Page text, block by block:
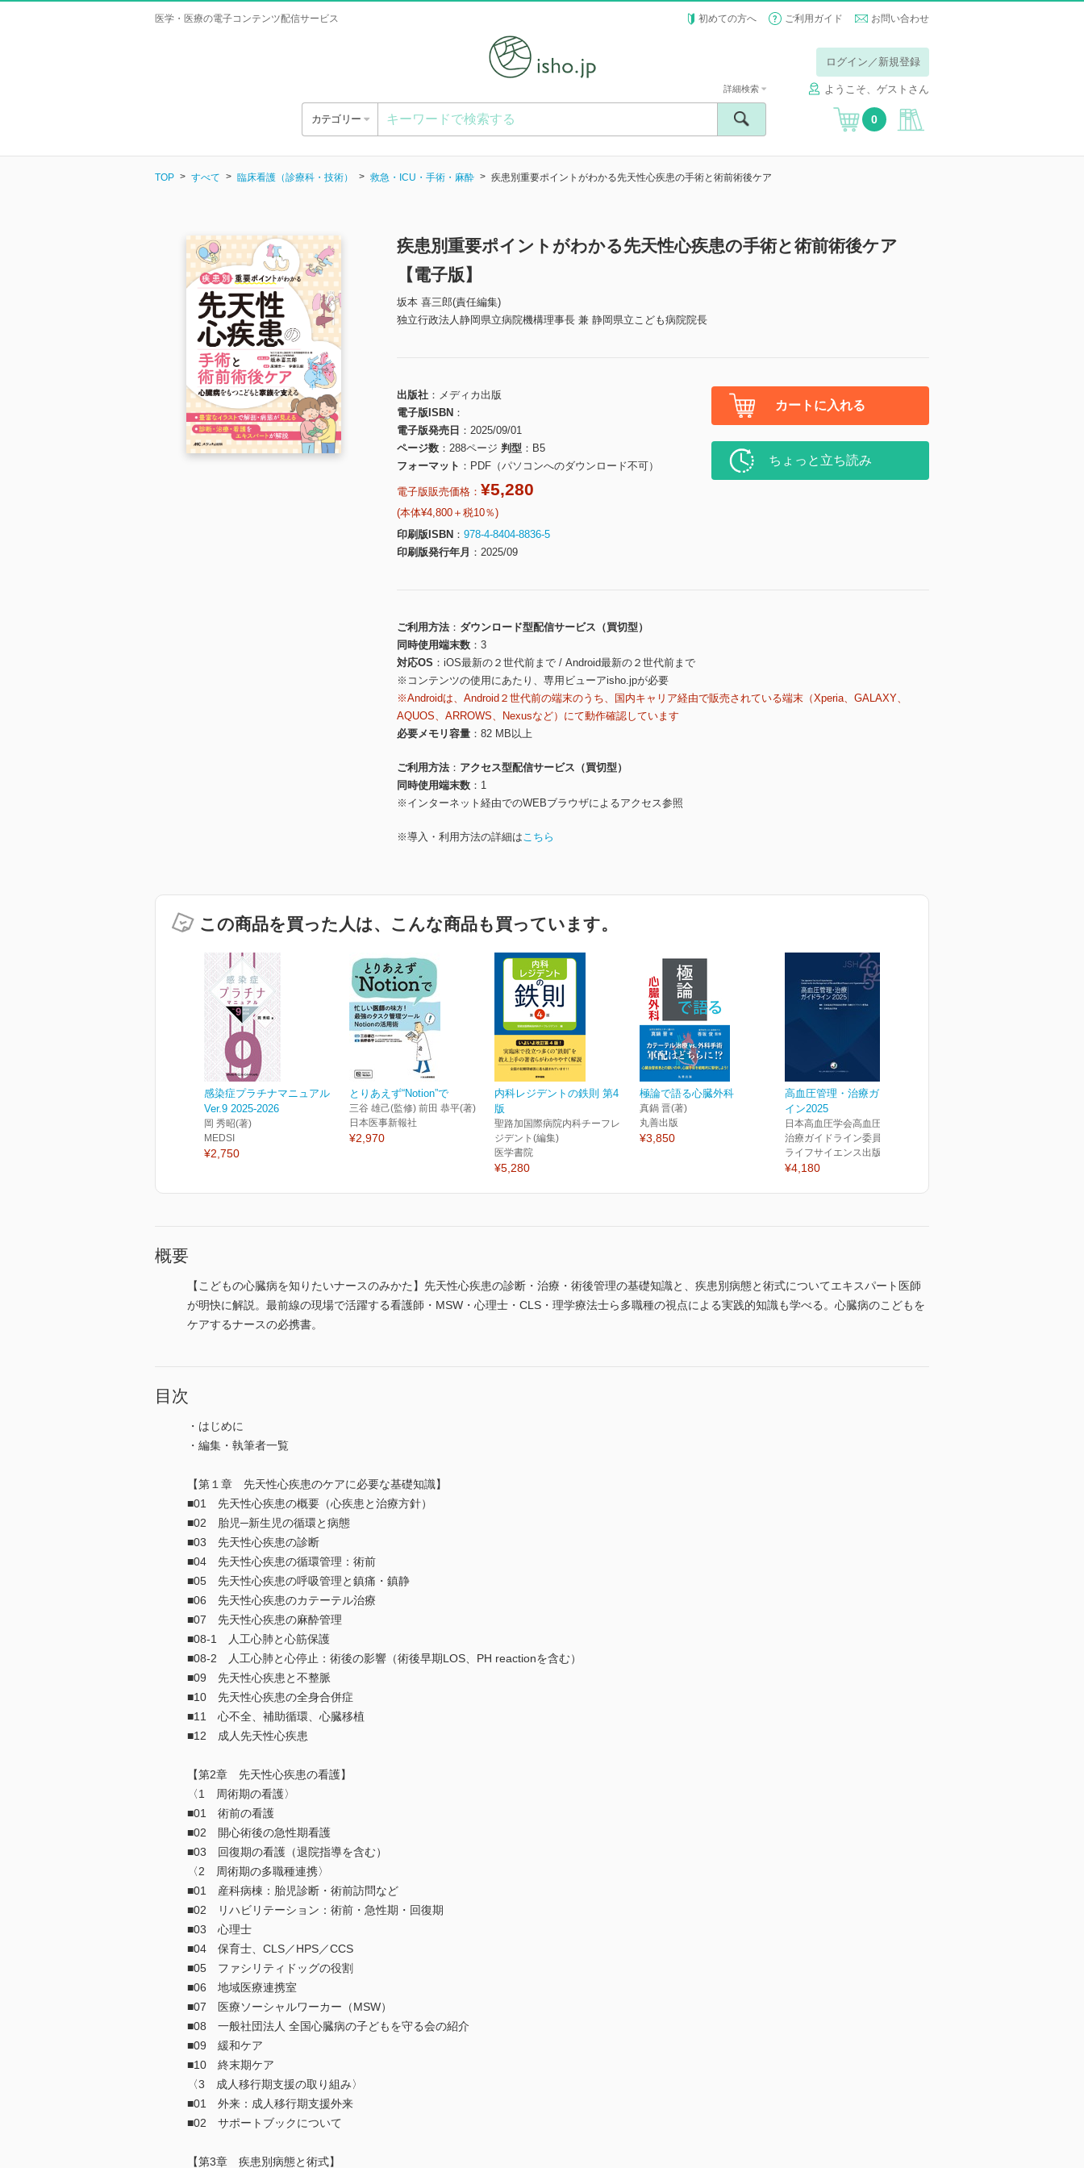
医学・医療の電子コンテンツ配信サービス 初めての方へ ご利用ガイド お問い合わせ
ログイン／新規登録
ようこそ、ゲストさん
カテゴリー
詳細検索
0
TOP すべて 臨床看護（診療科・技術） 救急・ICU・手術・麻酔 疾患別重要ポイントがわかる先天性心疾患の手術と術前術後ケア
疾患別重要ポイントがわかる先天性心疾患の手術と術前術後ケア
【電子版】
坂本 喜三郎(責任編集)
独立行政法人静岡県立病院機構理事長 兼 静岡県立こども病院院長
出版社
メディカ出版
電子版ISBN
電子版発売日
2025/09/01
ページ数
288ページ 判型
B5
フォーマット
PDF（パソコンへのダウンロード不可）
電子版販売価格： ¥5,280
(本体¥4,800＋税10％)
印刷版ISBN
978-4-8404-8836-5
印刷版発行年月
2025/09
カートに入れる
ちょっと立ち読み
ご利用方法
ダウンロード型配信サービス（買切型）
同時使用端末数
3
対応OS
iOS最新の２世代前まで / Android最新の２世代前まで
※コンテンツの使用にあたり、専用ビューアisho.jpが必要
※Androidは、Android２世代前の端末のうち、国内キャリア経由で販売されている端末（Xperia、GALAXY、
AQUOS、ARROWS、Nexusなど）にて動作確認しています
必要メモリ容量
82 MB以上
ご利用方法
アクセス型配信サービス（買切型）
同時使用端末数
1
※インターネット経由でのWEBブラウザによるアクセス参照
※導入・利用方法の詳細はこちら
この商品を買った人は、こんな商品も買っています。
感染症プラチナマニュアル
Ver.9 2025-2026
岡 秀昭(著)
MEDSI
¥2,750
とりあえず“Notion”で
三谷 雄己(監修) 前田 恭平(著)
日本医事新報社
¥2,970
内科レジデントの鉄則 第4
版
聖路加国際病院内科チーフレ
ジデント(編集)
医学書院
¥5,280
極論で語る心臓外科
真鍋 晋(著)
丸善出版
¥3,850
高血圧管理・治療ガイドラ
イン2025
日本高血圧学会高血圧管理・
治療ガイドライン委員会(編)
ライフサイエンス出版
¥4,180
概要
【こどもの心臓病を知りたいナースのみかた】先天性心疾患の診断・治療・術後管理の基礎知識と、疾患別病態と術式についてエキスパート医師
が明快に解説。最前線の現場で活躍する看護師・MSW・心理士・CLS・理学療法士ら多職種の視点による実践的知識も学べる。心臓病のこどもを
ケアするナースの必携書。
目次
・はじめに
・編集・執筆者一覧
【第１章 先天性心疾患のケアに必要な基礎知識】
■01 先天性心疾患の概要（心疾患と治療方針）
■02 胎児─新生児の循環と病態
■03 先天性心疾患の診断
■04 先天性心疾患の循環管理：術前
■05 先天性心疾患の呼吸管理と鎮痛・鎮静
■06 先天性心疾患のカテーテル治療
■07 先天性心疾患の麻酔管理
■08-1 人工心肺と心筋保護
■08-2 人工心肺と心停止：術後の影響（術後早期LOS、PH reactionを含む）
■09 先天性心疾患と不整脈
■10 先天性心疾患の全身合併症
■11 心不全、補助循環、心臓移植
■12 成人先天性心疾患
【第2章 先天性心疾患の看護】
〈1 周術期の看護〉
■01 術前の看護
■02 開心術後の急性期看護
■03 回復期の看護（退院指導を含む）
〈2 周術期の多職種連携〉
■01 産科病棟：胎児診断・術前訪問など
■02 リハビリテーション：術前・急性期・回復期
■03 心理士
■04 保育士、CLS／HPS／CCS
■05 ファシリティドッグの役割
■06 地域医療連携室
■07 医療ソーシャルワーカー（MSW）
■08 一般社団法人 全国心臓病の子どもを守る会の紹介
■09 緩和ケア
■10 終末期ケア
〈3 成人移行期支援の取り組み〉
■01 外来：成人移行期支援外来
■02 サポートブックについて
【第3章 疾患別病態と術式】